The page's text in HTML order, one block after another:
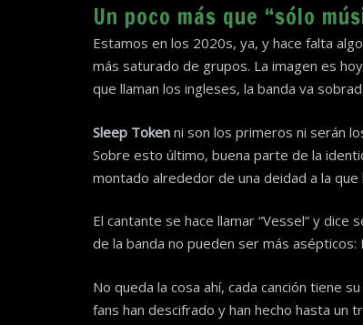
Un poco más que “sólo
Estamos en los 2020s, ya, y hace falta
más saturado de grupos. La imagen es
que llaman los ingleses, la banda va
Sleep Token ni son los primeros ni serán
Sobre esto último, buena parte de la
montado alrededor de una deidad a la que
El cantante se hace llamar “Vessel” y
de la banda no pueden ser más
No queda la cosa ahí, cada canción tiene
fans han descifrado y han hecho hasta un